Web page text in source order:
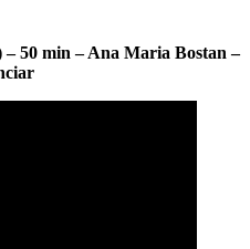
50 min – Ana Maria Bostan –